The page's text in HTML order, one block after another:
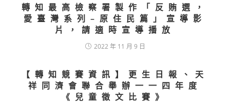
轉知最高檢察署製作「反賄選，
愛臺灣系列–原住民篇」宣導影
片，請適時宣導播放
2022 年 11 月 9 日
【轉知競賽資訊】更生日報、天
祥同濟會聯合舉辦一一四年度
《兒童徵文比賽》